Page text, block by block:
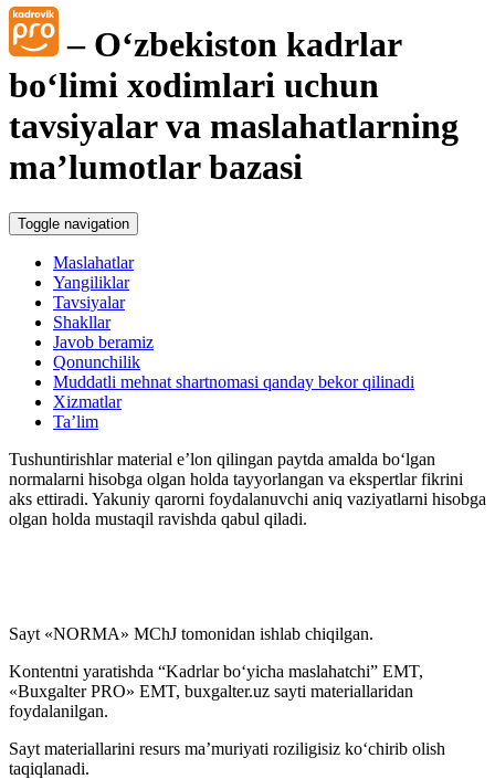
– Oʻzbekiston kadrlar
boʻlimi хodimlari uchun
tavsiyalar va maslahatlarning
ma’lumotlar bazasi
Toggle navigation
Maslahatlar
Yangiliklar
Tavsiyalar
Shakllar
Javob beramiz
Qonunchilik
Muddatli mehnat shartnomasi qanday bekor qilinadi
Xizmatlar
Ta’lim
Tushuntirishlar material e’lon qilingan paytda amalda boʻlgan
normalarni hisobga olgan holda tayyorlangan va ekspertlar fikrini
aks ettiradi. Yakuniy qarorni foydalanuvchi aniq vaziyatlarni hisobga
olgan holda mustaqil ravishda qabul qiladi.
Sayt «NORMA» MChJ tomonidan ishlab chiqilgan.
Kontentni yaratishda “Kadrlar boʻyicha maslahatchi” EMT,
«Buxgalter PRO» EMT, buxgalter.uz sayti materiallaridan
foydalanilgan.
Sayt materiallarini resurs ma’muriyati roziligisiz koʻchirib olish
taqiqlanadi.